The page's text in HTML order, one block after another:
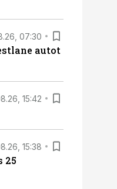
07:30
autot
15:42
15:38
25